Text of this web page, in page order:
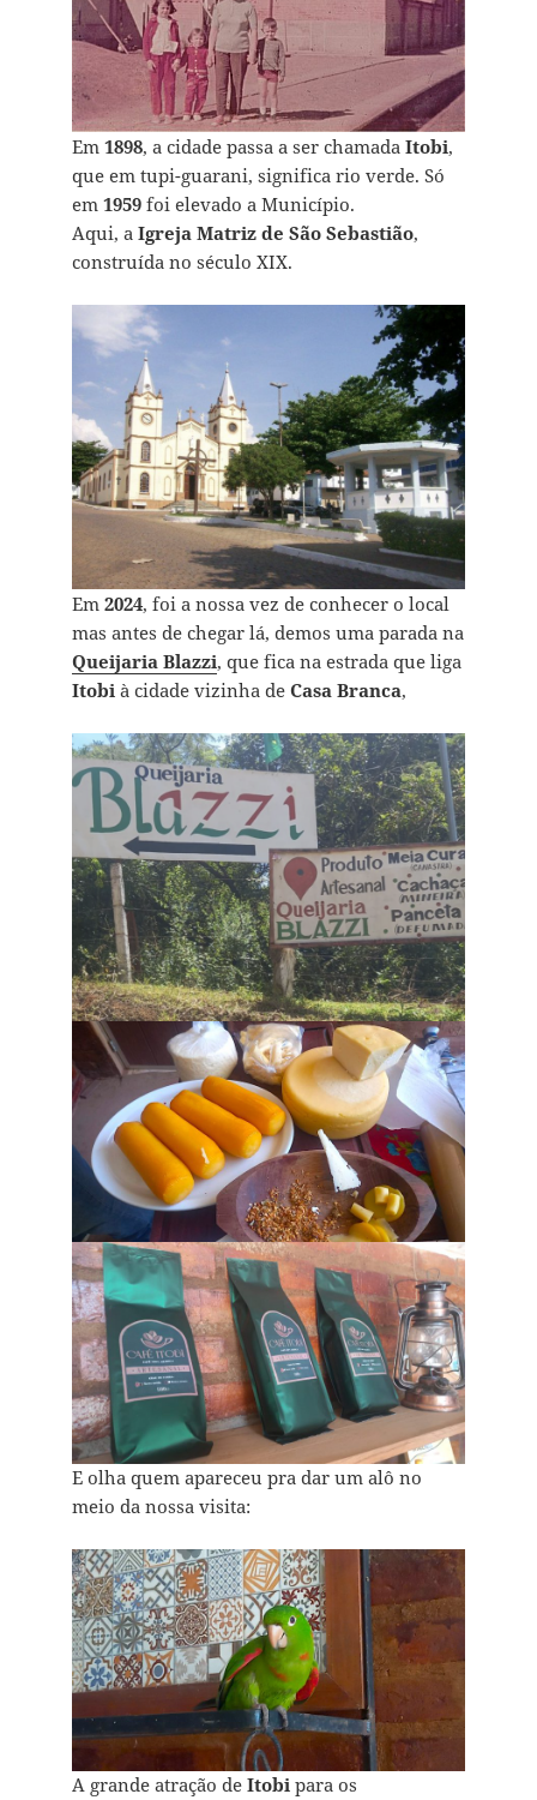
Em 1898, a cidade passa a ser chamada Itobi,
que em tupi-guarani, significa rio verde. Só
em 1959foi elevado a Município.
Aqui, a Igreja Matriz de São Sebastião,
construída no século XIX.
Em 2024, foi a nossa vez de conhecer o local
mas antes de chegar lá, demos uma parada na
Queijaria Blazzi, que fica na estrada que liga
Itobià cidade vizinha de Casa Branca,
E olha quem apareceu pra dar um alô no
meio da nossa visita:
A grande atração de Itobipara os